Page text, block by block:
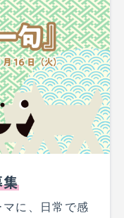
集
マに、日常で感